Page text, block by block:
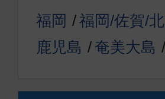
福岡 福岡/佐賀/
鹿児島
奄美大島